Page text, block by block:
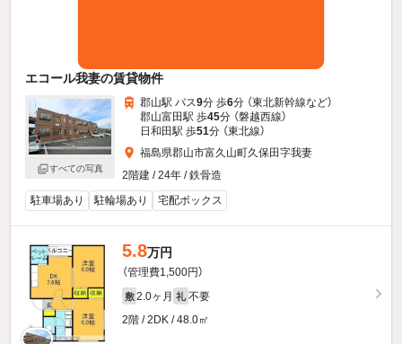
エコール我妻の賃貸物件
すべての写真
郡山駅 バス9分 歩6分 （東北新幹線など）
郡山富田駅 歩45分 （磐越西線）
日和田駅 歩51分 （東北線）
福島県郡山市富久山町久保田字我妻
2階建 / 24年 / 鉄骨造
駐車場あり
駐輪場あり 宅配ボックス
5.8万円
（管理費1,500円）
敷 2.0ヶ月 礼 不要
2階 / 2DK / 48.0㎡